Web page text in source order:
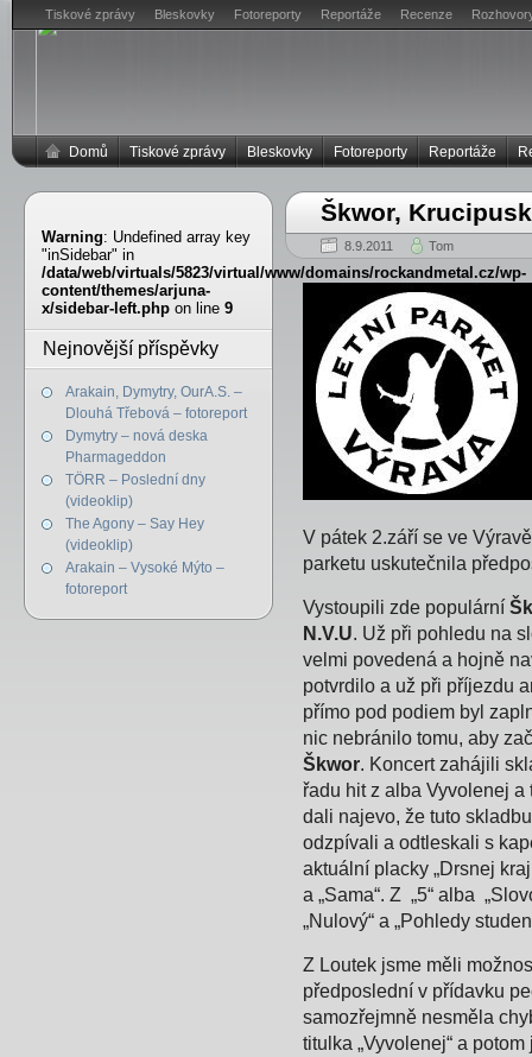
Tiskové zprávy Bleskovky Fotoreporty Reportáže Recenze
Domů Tiskové zprávy Bleskovky Fotoreporty Reportáže
Warning: Undefined array key
"inSidebar" in
/data/web/virtuals/5823/virtual/www/domains/rockandmetal.cz/wp-
content/themes/arjuna-
x/sidebar-left.php on line 9
Nejnovější příspěvky
Arakain, Dymytry, OurA.S. –
Dlouhá Třebová – fotoreport
Dymytry – nová deska
Pharmageddon
TÖRR – Poslední dny
(videoklip)
The Agony – Say Hey
(videoklip)
Arakain – Vysoké Mýto –
fotoreport
Škwor,
8.9.2011 Tom
V pátek 2.září se ve
parketu uskutečnila
Vystoupili zde populární
N.V.U. Už při pohledu na
velmi povedená a hojně
potvrdilo a už při příjezdu
přímo pod podiem byl
nic nebránilo tomu, aby
Škwor. Koncert zahájili
řadu hit z alba Vyvolenej a
dali najevo, že tuto
odzpívali a odtleskali s
aktuální placky „Drsnej kraj
a „Sama“. Z „5“ alba
„Nulový“ a „Pohledy
Z Loutek jsme měli
předposlední v přídavku
samozřejmně nesměla
titulka „Vyvolenej“ a potom